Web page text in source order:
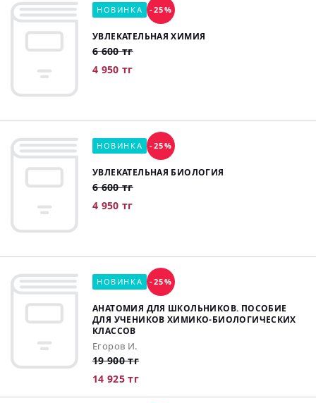
НОВИНКА -25%
УВЛЕКАТЕЛЬНАЯ ХИМИЯ
6 600 тг
4 950 тг
НОВИНКА -25%
УВЛЕКАТЕЛЬНАЯ БИОЛОГИЯ
6 600 тг
4 950 тг
НОВИНКА -25%
АНАТОМИЯ ДЛЯ ШКОЛЬНИКОВ. ПОСОБИЕ
ДЛЯ УЧЕНИКОВ ХИМИКО-БИОЛОГИЧЕСКИХ
КЛАССОВ
Егоров И.
19 900 тг
14 925 тг